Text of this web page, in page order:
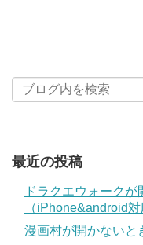
最近の投稿
ドラクエウォーク
（iPhone&android対
漫画村が開かないと